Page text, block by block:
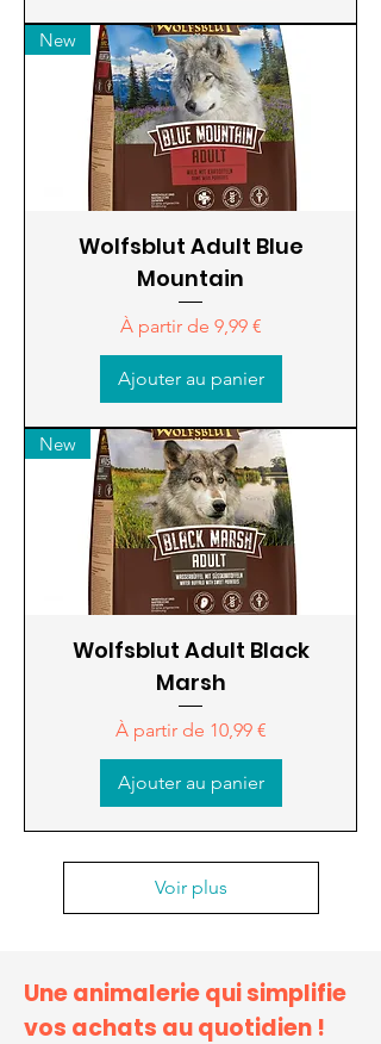
New
Wolfsblut Adult Blue
Mountain
À partir de 9,99 €
Prix promotionnel
Ajouter au panier
New
Wolfsblut Adult Black
Marsh
À partir de 10,99 €
Prix promotionnel
Ajouter au panier
Voir plus
Une animalerie qui simplifie
vos achats au quotidien !